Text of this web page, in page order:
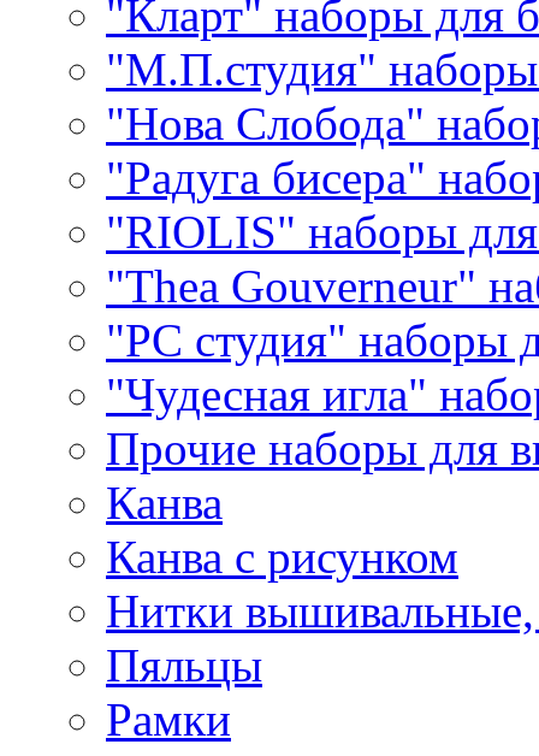
"Кларт" наборы для
"М.П.студия"
"Нова Слобода"
"Радуга бисера"
"RIOLIS" наборы
"Thea Gouverneur"
"РС студия" наборы
"Чудесная игла"
Прочие наборы для
Канва
Канва с рисунком
Нитки
Пяльцы
Рамки